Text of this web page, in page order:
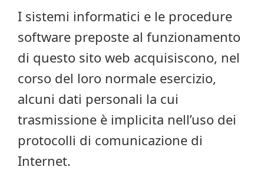
I sistemi informatici e le procedure
software preposte al funzionamento
di questo sito web acquisiscono, nel
corso del loro normale esercizio,
alcuni dati personali la cui
trasmissione è implicita nell’uso dei
protocolli di comunicazione di
Internet.